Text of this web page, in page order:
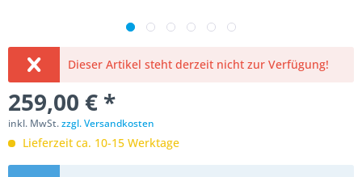
Dieser Artikel steht derzeit nicht zur Verfügung!
259,00 € *
inkl. MwSt.zzgl. Versandkosten
Lieferzeit ca. 10-15 Werktage